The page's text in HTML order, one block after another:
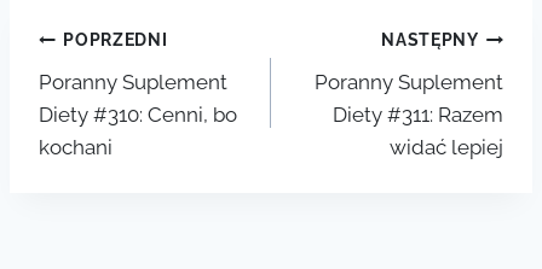
POPRZEDNI
Poranny Suplement
Diety #310: Cenni, bo
kochani
NASTĘPNY
Poranny Suplement
Diety #311: Razem
widać lepiej